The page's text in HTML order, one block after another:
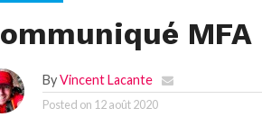
MFA
ByVincent Lacante
Posted on 12 août 2020